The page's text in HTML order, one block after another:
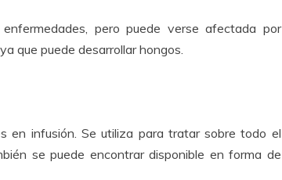
pero puede verse afectada por
que puede desarrollar hongos.
en infusión. Se utiliza para tratar sobre todo el
se puede encontrar disponible en forma de